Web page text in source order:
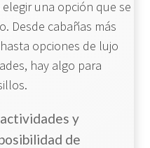
una opción que se
Desde cabañas más
opciones de lujo
hay algo para
y
de